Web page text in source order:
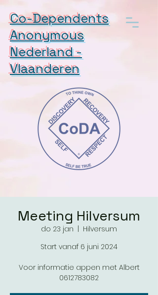
Co-Dependents
Anonymous
Nederland -
Vlaanderen
Meeting Hilversum
do 23 jan
Hilversum
Start vanaf 6 juni 2024
Voor informatie appen met Albert
0612783082